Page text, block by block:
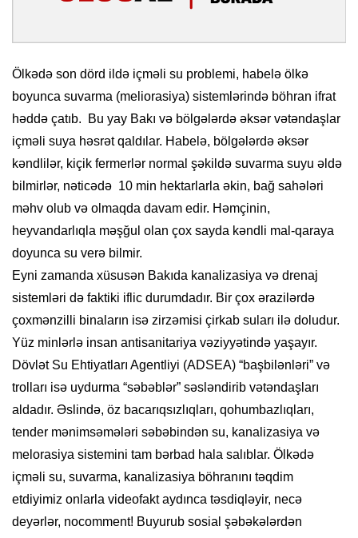
Ölkədə son dörd ildə içməli su problemi, habelə ölkə
boyunca suvarma (meliorasiya) sistemlərində böhran ifrat
həddə çatıb. Bu yay Bakı və bölgələrdə əksər vətəndaşlar
içməli suya həsrət qaldılar. Habelə, bölgələrdə əksər
kəndlilər, kiçik fermerlər normal şəkildə suvarma suyu əldə
bilmirlər, nəticədə 10 min hektarlarla əkin, bağ sahələri
məhv olub və olmaqda davam edir. Həmçinin,
heyvandarlıqla məşğul olan çox sayda kəndli mal-qaraya
doyunca su verə bilmir.
Eyni zamanda xüsusən Bakıda kanalizasiya və drenaj
sistemləri də faktiki iflic durumdadır. Bir çox ərazilərdə
çoxmənzilli binaların isə zirzəmisi çirkab suları ilə doludur.
Yüz minlərlə insan antisanitariya vəziyyətində yaşayır.
Dövlət Su Ehtiyatları Agentliyi (ADSEA) “başbilənləri” və
trolları isə uydurma “səbəblər” səsləndirib vətəndaşları
aldadır. Əslində, öz bacarıqsızlıqları, qohumbazlıqları,
tender mənimsəmələri səbəbindən su, kanalizasiya və
melorasiya sistemini tam bərbad hala salıblar. Ölkədə
içməli su, suvarma, kanalizasiya böhranını təqdim
etdiyimiz onlarla videofakt aydınca təsdiqləyir, necə
deyərlər, nocomment! Buyurub sosial şəbəkələrdən